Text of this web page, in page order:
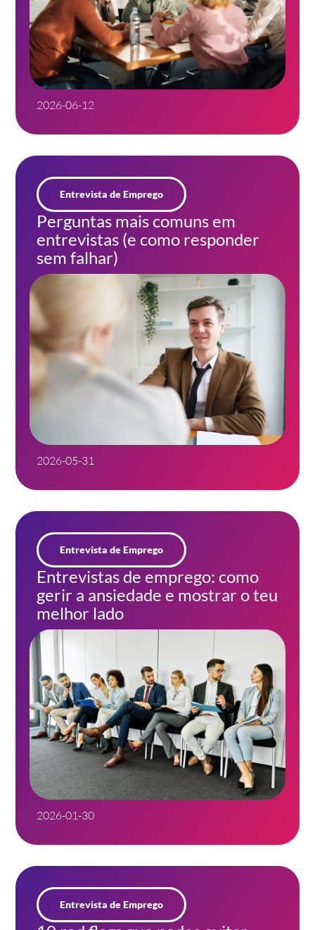
2026-06-12
Entrevista de Emprego
Perguntas mais comuns em
entrevistas (e como responder
sem falhar)
2026-05-31
Entrevista de Emprego
Entrevistas de emprego: como
gerir a ansiedade e mostrar o teu
melhor lado
2026-01-30
Entrevista de Emprego